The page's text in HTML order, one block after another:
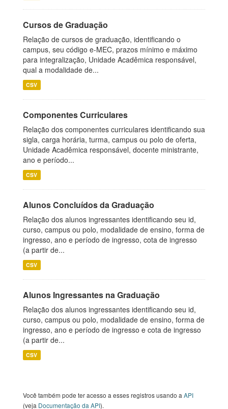
Cursos de Graduação
Relação de cursos de graduação, identificando o
campus, seu código e-MEC, prazos mínimo e máximo
para integralização, Unidade Acadêmica responsável,
qual a modalidade de...
CSV
Componentes Curriculares
Relação dos componentes curriculares identificando sua
sigla, carga horária, turma, campus ou polo de oferta,
Unidade Acadêmica responsável, docente ministrante,
ano e período...
CSV
Alunos Concluídos da Graduação
Relação dos alunos ingressantes identificando seu id,
curso, campus ou polo, modalidade de ensino, forma de
ingresso, ano e período de ingresso, cota de ingresso
(a partir de...
CSV
Alunos Ingressantes na Graduação
Relação dos alunos ingressantes identificando seu id,
curso, campus ou polo, modalidade de ensino, forma de
ingresso, ano e período de ingresso e cota de ingresso
(a partir de...
CSV
Você também pode ter acesso a esses registros usando a API
(veja Documentação da API).